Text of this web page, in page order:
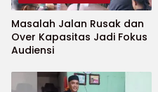
Masalah Jalan Rusak dan
Over Kapasitas Jadi Fokus
Audiensi